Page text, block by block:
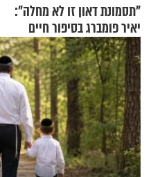
"תסמונת דאון זו לא מחלה":
יאיר פומברג בסיפור חיים
מעורר השראה